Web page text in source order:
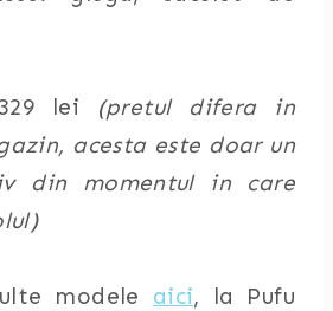
lei
(pretul difera in
acesta este doar un
din momentul in care
modele aici, la Pufu